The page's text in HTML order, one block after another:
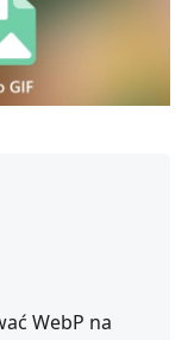
WebP na